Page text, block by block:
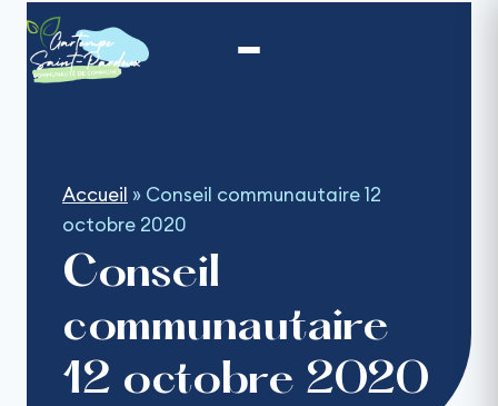
contenu
Accueil » Conseil communautaire 12
octobre 2020
Conseil
communautaire
12 octobre 2020